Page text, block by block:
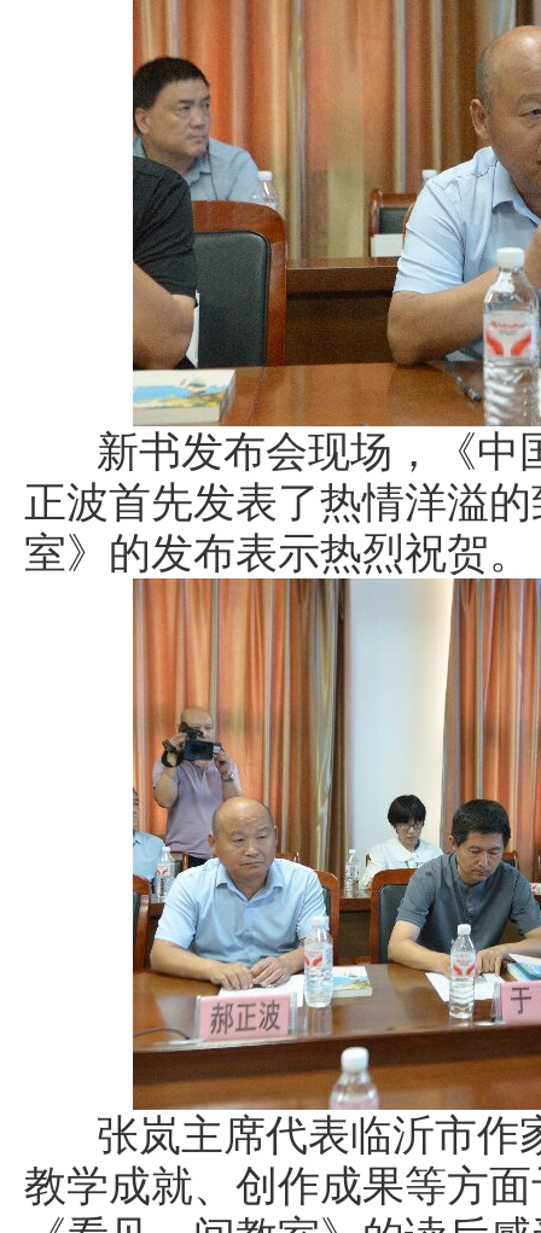
新书发布会现场，《中
正波首先发表了热情洋溢
室》的发布表示热烈祝贺。
张岚主席代表临沂市作
教学成就、创作成果等方